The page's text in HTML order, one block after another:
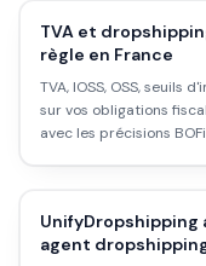
TVA et
règle en France
TVA, IOSS, OSS, seuils
sur vos obligations
avec les précisions
UnifyDropshipping
agent